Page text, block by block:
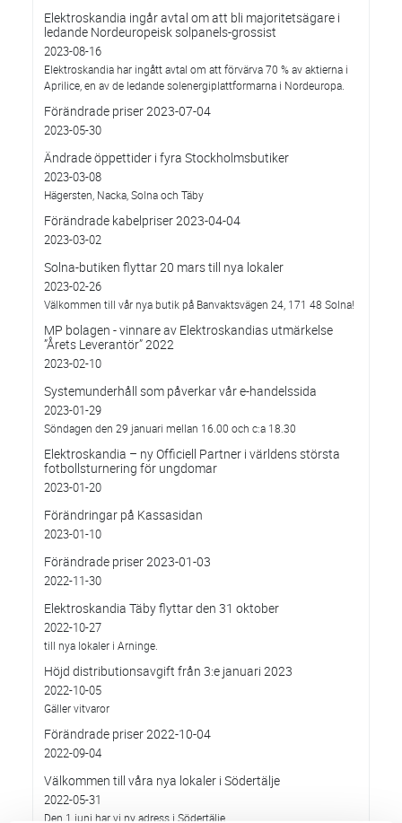
Elektroskandia ingår avtal om att bli majoritetsägare i
ledande Nordeuropeisk solpanels-grossist
2023-08-16
Elektroskandia har ingått avtal om att förvärva 70 % av aktierna i
Aprilice, en av de ledande solenergiplattformarna i Nordeuropa.
Förändrade priser 2023-07-04
2023-05-30
Ändrade öppettider i fyra Stockholmsbutiker
2023-03-08
Hägersten, Nacka, Solna och Täby
Förändrade kabelpriser 2023-04-04
2023-03-02
Solna-butiken flyttar 20 mars till nya lokaler
2023-02-26
Välkommen till vår nya butik på Banvaktsvägen 24, 171 48 Solna!
MP bolagen - vinnare av Elektroskandias utmärkelse
”Årets Leverantör” 2022
2023-02-10
Systemunderhåll som påverkar vår e-handelssida
2023-01-29
Söndagen den 29 januari mellan 16.00 och c:a 18.30
Elektroskandia – ny Officiell Partner i världens största
fotbollsturnering för ungdomar
2023-01-20
Förändringar på Kassasidan
2023-01-10
Förändrade priser 2023-01-03
2022-11-30
Elektroskandia Täby flyttar den 31 oktober
2022-10-27
till nya lokaler i Arninge.
Höjd distributionsavgift från 3:e januari 2023
2022-10-05
Gäller vitvaror
Förändrade priser 2022-10-04
2022-09-04
Välkommen till våra nya lokaler i Södertälje
2022-05-31
Den 1 juni har vi ny adress i Södertälje